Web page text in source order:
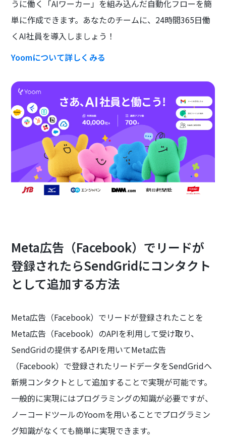
うに働く「AIワーカー」を組み込んだ自動化フローを簡
単に作成できます。あなたのチームに、24時間365日働
くAI社員を導入しましょう！
Yoomについて詳しくみる
Meta広告（Facebook）でリードが
登録されたらSendGridにコンタクト
として追加する方法
Meta広告（Facebook）でリードが登録されたことを
Meta広告（Facebook）のAPIを利用して受け取り、
SendGridの提供するAPIを用いてMeta広告
（Facebook）で登録されたリードデータをSendGridへ
新規コンタクトとして追加することで実現が可能です。
一般的に実現にはプログラミングの知識が必要ですが、
ノーコードツールのYoomを用いることでプログラミン
グ知識がなくても簡単に実現できます。